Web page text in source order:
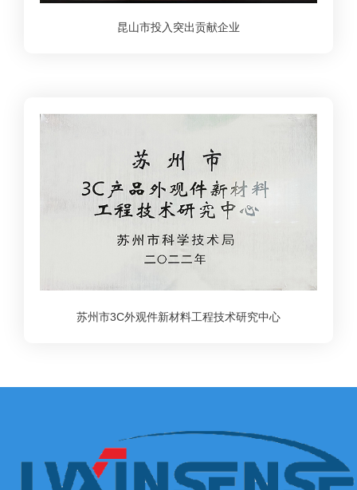
昆山市投入突出贡献企业
苏州市3C外观件新材料工程技术研究中心